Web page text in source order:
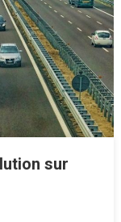
sur